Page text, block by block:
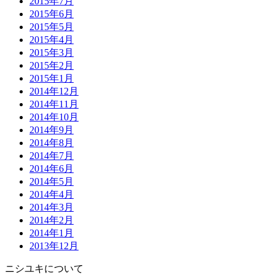
2015年6月
2015年5月
2015年4月
2015年3月
2015年2月
2015年1月
2014年12月
2014年11月
2014年10月
2014年9月
2014年8月
2014年7月
2014年6月
2014年5月
2014年4月
2014年3月
2014年2月
2014年1月
2013年12月
ニシユキについて